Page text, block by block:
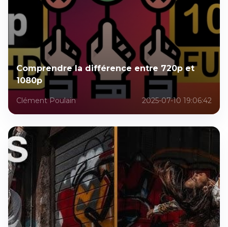
Comprendre la différence entre 720p et
1080p
Clément Poulain 2025-07-10 19:06:42